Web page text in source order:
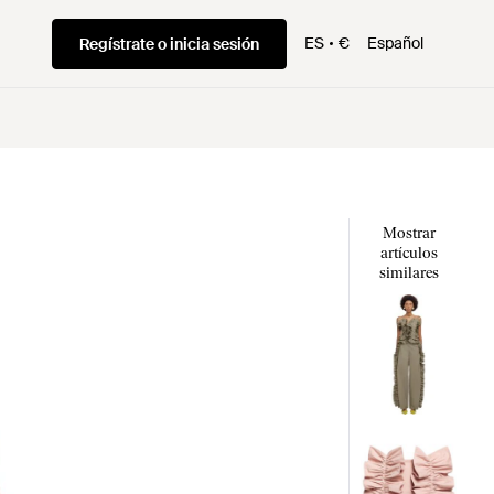
Regístrate o inicia sesión ES € Español
Mostrar
artículos
similares